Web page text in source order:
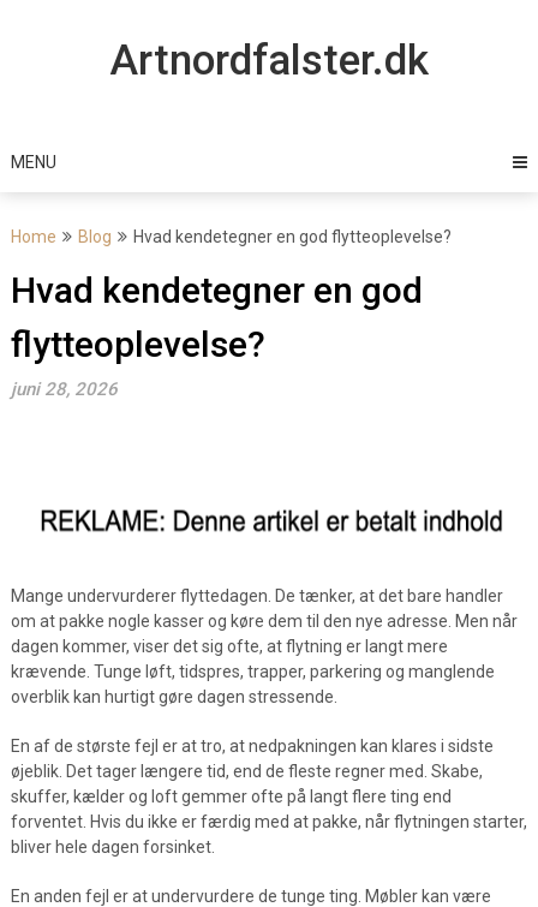
Artnordfalster.dk
MENU
Home Blog Hvad kendetegner en god flytteoplevelse?
Hvad kendetegner en god
flytteoplevelse?
juni 28, 2026
Mange undervurderer flyttedagen. De tænker, at det bare handler
om at pakke nogle kasser og køre dem til den nye adresse. Men når
dagen kommer, viser det sig ofte, at flytning er langt mere
krævende. Tunge løft, tidspres, trapper, parkering og manglende
overblik kan hurtigt gøre dagen stressende.
En af de største fejl er at tro, at nedpakningen kan klares i sidste
øjeblik. Det tager længere tid, end de fleste regner med. Skabe,
skuffer, kælder og loft gemmer ofte på langt flere ting end
forventet. Hvis du ikke er færdig med at pakke, når flytningen starter,
bliver hele dagen forsinket.
En anden fejl er at undervurdere de tunge ting. Møbler kan være